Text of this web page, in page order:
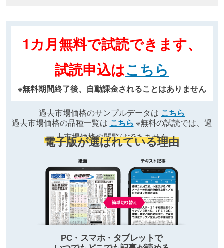
1カ月無料で試読できます、
試読申込はこちら
※無料期間終了後、自動課金されることはありません
過去市場価格のサンプルデータは こちら
過去市場価格の品種一覧は こちら ※無料の試読では、過
去市場価格の閲覧はできません
電子版が選ばれている理由
PC・スマホ・タブレットで